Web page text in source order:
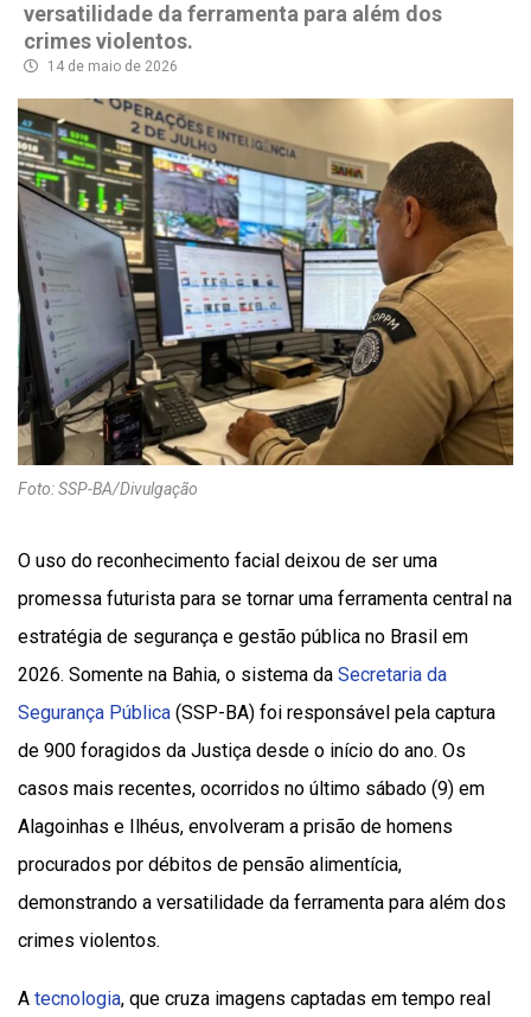
versatilidade da ferramenta para além dos
crimes violentos.
14 de maio de 2026
Foto: SSP-BA/Divulgação
O uso do reconhecimento facial deixou de ser uma
promessa futurista para se tornar uma ferramenta central na
estratégia de segurança e gestão pública no Brasil em
2026. Somente na Bahia, o sistema da Secretaria da
Segurança Pública (SSP-BA) foi responsável pela captura
de 900 foragidos da Justiça desde o início do ano. Os
casos mais recentes, ocorridos no último sábado (9) em
Alagoinhas e Ilhéus, envolveram a prisão de homens
procurados por débitos de pensão alimentícia,
demonstrando a versatilidade da ferramenta para além dos
crimes violentos.
A tecnologia, que cruza imagens captadas em tempo real